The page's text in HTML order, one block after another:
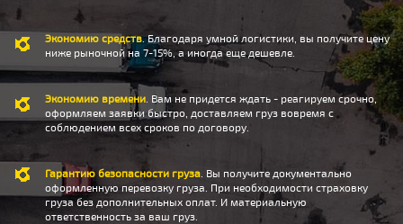
Экономию средств. Благодаря умной логистики, вы получите цену
ниже рыночной на 7-15%, а иногда еще дешевле.
Экономию времени . Вам не придется ждать - реагируем срочно,
оформляем заявки быстро, доставляем груз вовремя с
соблюдением всех сроков по договору.
Гарантию безопасности груза . Вы получите документально
оформленную перевозку груза. При необходимости страховку
груза без дополнительных оплат. И материальную
ответственность за ваш груз.